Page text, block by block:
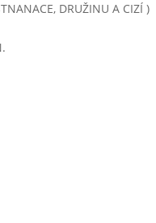
2020
DRUŽINU A CIZÍ )